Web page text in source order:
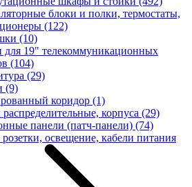
блоки и полки, термостаты,
(122)
(10)
для 19" телекоммуникационных
(104)
(29)
(9)
коридор (1)
корпуса (29)
панели (патч-панели) (74)
розетки, освещение, кабели питания